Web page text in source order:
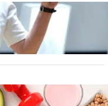
salteña que busca
en Latinoamérica
superalimentos de
sumar a tu dieta este mes